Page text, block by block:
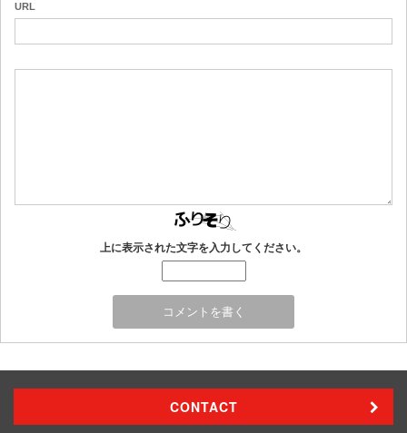
URL
上に表示された文字を入力してください。
CONTACT